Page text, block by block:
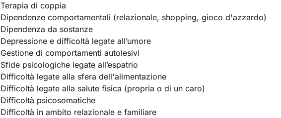
Terapia di coppia
Dipendenze comportamentali (relazionale, shopping, gioco d'azzardo)
Dipendenza da sostanze
Depressione e difficoltà legate all’umore
Gestione di comportamenti autolesivi
Sfide psicologiche legate all’espatrio
Difficoltà legate alla sfera dell'alimentazione
Difficoltà legate alla salute fisica (propria o di un caro)
Difficoltà psicosomatiche
Difficoltà in ambito relazionale e familiare